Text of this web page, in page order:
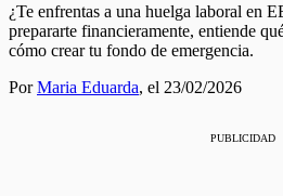
¿Te enfrentas a una huelga laboral en
prepararte financieramente, entiende
cómo crear tu fondo de emergencia.
PorMaria Eduarda, el 23/02/2026
PUBLICIDAD